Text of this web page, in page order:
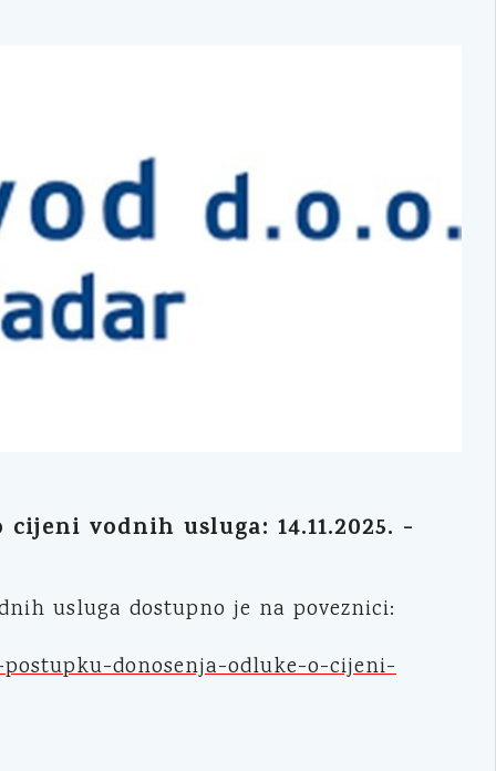
vodnih usluga: 14.11.2025. -
usluga dostupno je na poveznici:
donosenja-odluke-o-cijeni-